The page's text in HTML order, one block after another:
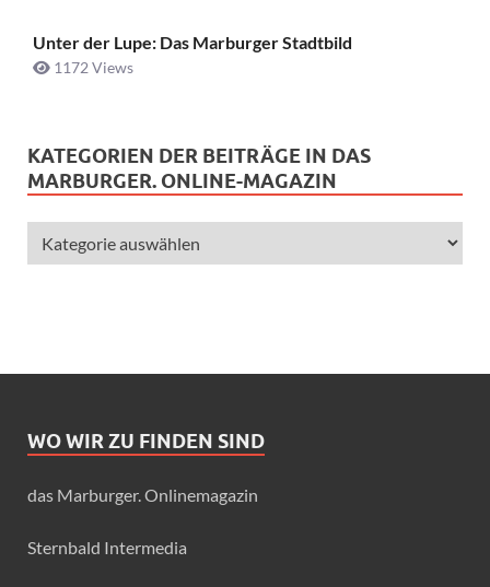
Unter der Lupe: Das Marburger Stadtbild
1172 Views
KATEGORIEN DER BEITRÄGE IN DAS
MARBURGER. ONLINE-MAGAZIN
WO WIR ZU FINDEN SIND
das Marburger. Onlinemagazin
Sternbald Intermedia